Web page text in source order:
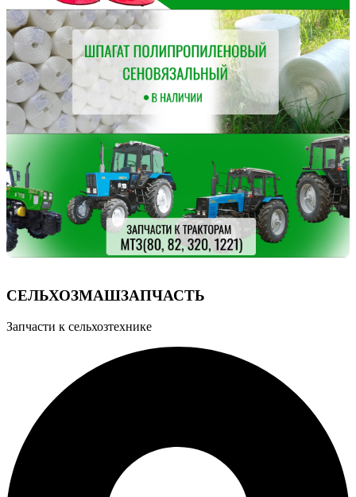
СЕЛЬХОЗМАШЗАПЧАСТЬ
Запчасти к сельхозтехнике